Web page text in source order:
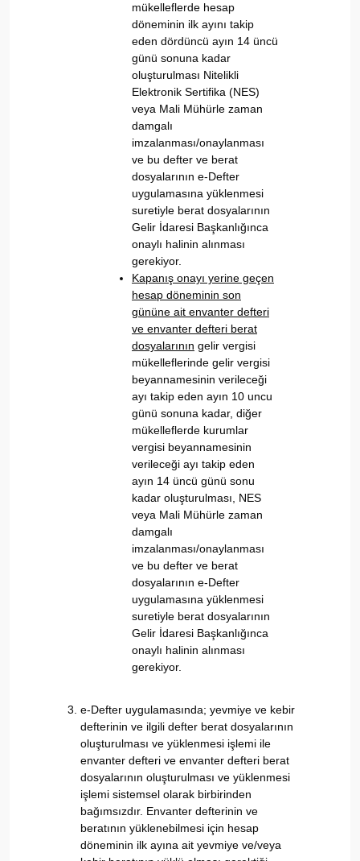
mükelleflerde hesap
döneminin ilk ayını takip
eden dördüncü ayın 14 üncü
günü sonuna kadar
oluşturulması Nitelikli
Elektronik Sertifika (NES)
veya Mali Mühürle zaman
damgalı
imzalanması/onaylanması
ve bu defter ve berat
dosyalarının e-Defter
uygulamasına yüklenmesi
suretiyle berat dosyalarının
Gelir İdaresi Başkanlığınca
onaylı halinin alınması
gerekiyor.
Kapanış onayı yerine geçen
hesap döneminin son
gününe ait envanter defteri
ve envanter defteri berat
dosyalarının gelir vergisi
mükelleflerinde gelir vergisi
beyannamesinin verileceği
ayı takip eden ayın 10 uncu
günü sonuna kadar, diğer
mükelleflerde kurumlar
vergisi beyannamesinin
verileceği ayı takip eden
ayın 14 üncü günü sonu
kadar oluşturulması, NES
veya Mali Mühürle zaman
damgalı
imzalanması/onaylanması
ve bu defter ve berat
dosyalarının e-Defter
uygulamasına yüklenmesi
suretiyle berat dosyalarının
Gelir İdaresi Başkanlığınca
onaylı halinin alınması
gerekiyor.
e-Defter uygulamasında; yevmiye ve kebir
defterinin ve ilgili defter berat dosyalarının
oluşturulması ve yüklenmesi işlemi ile
envanter defteri ve envanter defteri berat
dosyalarının oluşturulması ve yüklenmesi
işlemi sistemsel olarak birbirinden
bağımsızdır. Envanter defterinin ve
beratının yüklenebilmesi için hesap
döneminin ilk ayına ait yevmiye ve/veya